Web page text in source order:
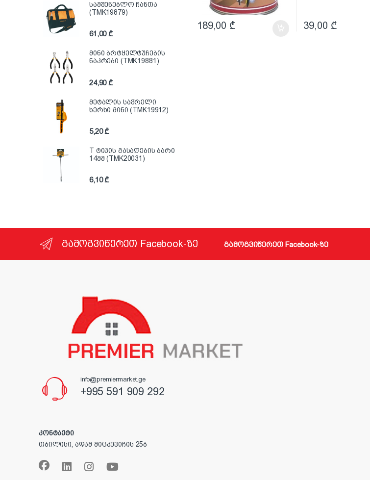
189,00 ₾ 39,00 ₾
სამშენებლო ჩანთა
(TMK19879)
61,00₾
მინი ბრტყელტუჩების
ნაკრები (TMK19881)
24,90₾
მეტალის საჭრელი
ხერხი მინი (TMK19912)
5,20₾
T ტიპის გასაღების ბარი
14მმ (TMK20031)
6,10₾
გამოგვიწერეთ Facebook-ზე გამოგვიწერეთ Facebook-ზე
info@premiermarket.ge
+995 591 909 292
კონტაქტი
თბილისი, ადამ მიცკევიჩის 25ბ